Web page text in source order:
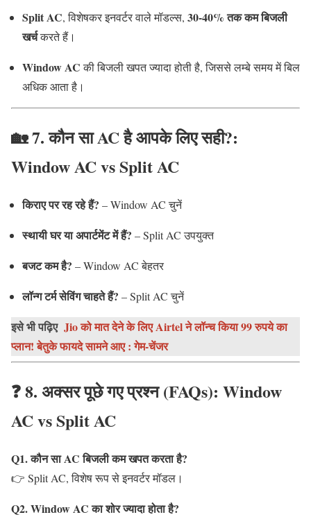
Split AC, विशेषकर इनवर्टर वाले मॉडल्स, 30-40% तक कम बिजली
खर्चकरते हैं।
Window ACकी बिजली खपत ज्यादा होती है, जिससे लम्बे समय में बिल
अधिक आता है।
🏡 7. कौन सा AC है आपके लिए सही?:
Window AC vs Split AC
किराए पर रह रहे हैं? – Window AC चुनें
स्थायी घर या अपार्टमेंट में हैं? – Split AC उपयुक्त
बजट कम है? – Window AC बेहतर
लॉन्ग टर्म सेविंग चाहते हैं? – Split AC चुनें
इसे भी पढ़िए Jio को मात देने के लिए Airtel ने लॉन्च किया 99 रुपये का
प्लान! बेतुके फायदे सामने आए : गेम-चेंजर
❓ 8. अक्सर पूछे गए प्रश्न (FAQs): Window
AC vs Split AC
Q1. कौन सा AC बिजली कम खपत करता है?
👉 Split AC, विशेष रूप से इनवर्टर मॉडल।
Q2. Window AC का शोर ज्यादा होता है?